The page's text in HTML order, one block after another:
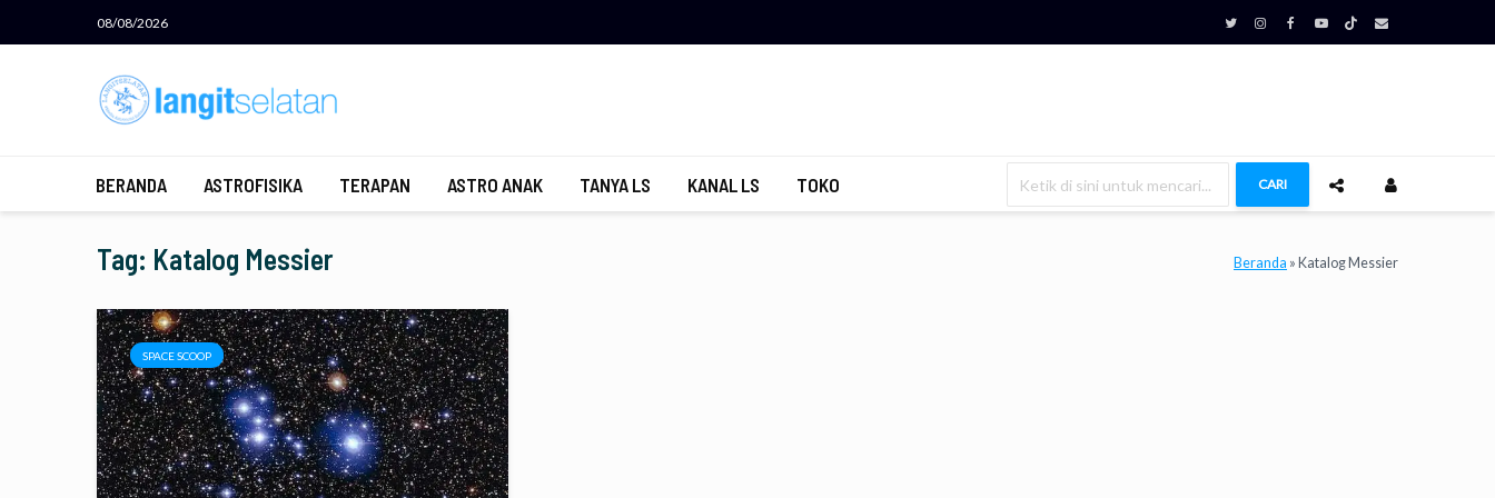
08/08/2026
BERANDA ASTROFISIKA TERAPAN ASTRO ANAK TANYA LS KANAL LS TOKO CARI
Tag: Katalog Messier Beranda » Katalog Messier
SPACE SCOOP